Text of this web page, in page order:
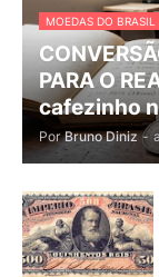
MOEDAS DO BRASIL
PARA O
cafezinho
Por Bruno Diniz -